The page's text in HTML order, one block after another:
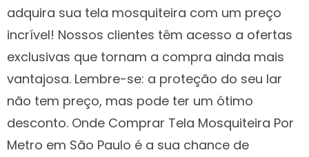
adquira sua tela mosquiteira com um preço
incrível! Nossos clientes têm acesso a ofertas
exclusivas que tornam a compra ainda mais
vantajosa. Lembre-se: a proteção do seu lar
não tem preço, mas pode ter um ótimo
desconto. Onde Comprar Tela Mosquiteira Por
Metro em São Paulo é a sua chance de